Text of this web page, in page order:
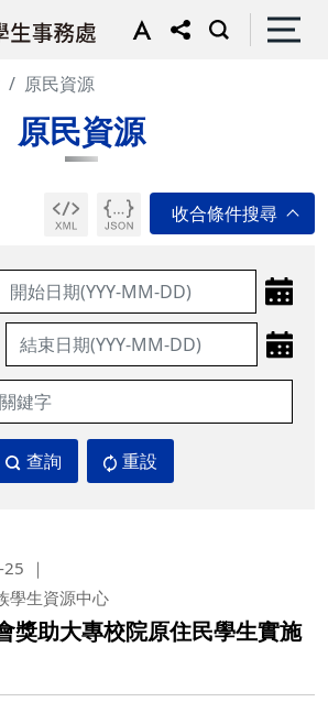
原民資源
原民資源
查詢 重設
25
學生資源中心
獎助大專校院原住民學生實施